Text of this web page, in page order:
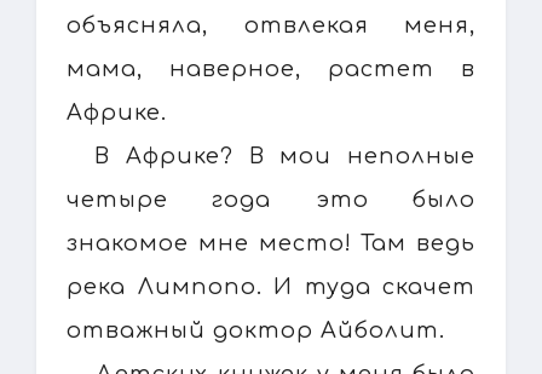
объясняла, отвлекая меня,
мама, наверное, растет в
Африке.
В Африке? В мои неполные
четыре года это было
знакомое мне место! Там ведь
река Лимпопо. И туда скачет
отважный доктор Айболит.